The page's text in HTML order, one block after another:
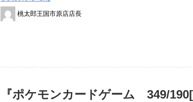
桃太郎王国市原店店長
『ポケモンカードゲーム 349/